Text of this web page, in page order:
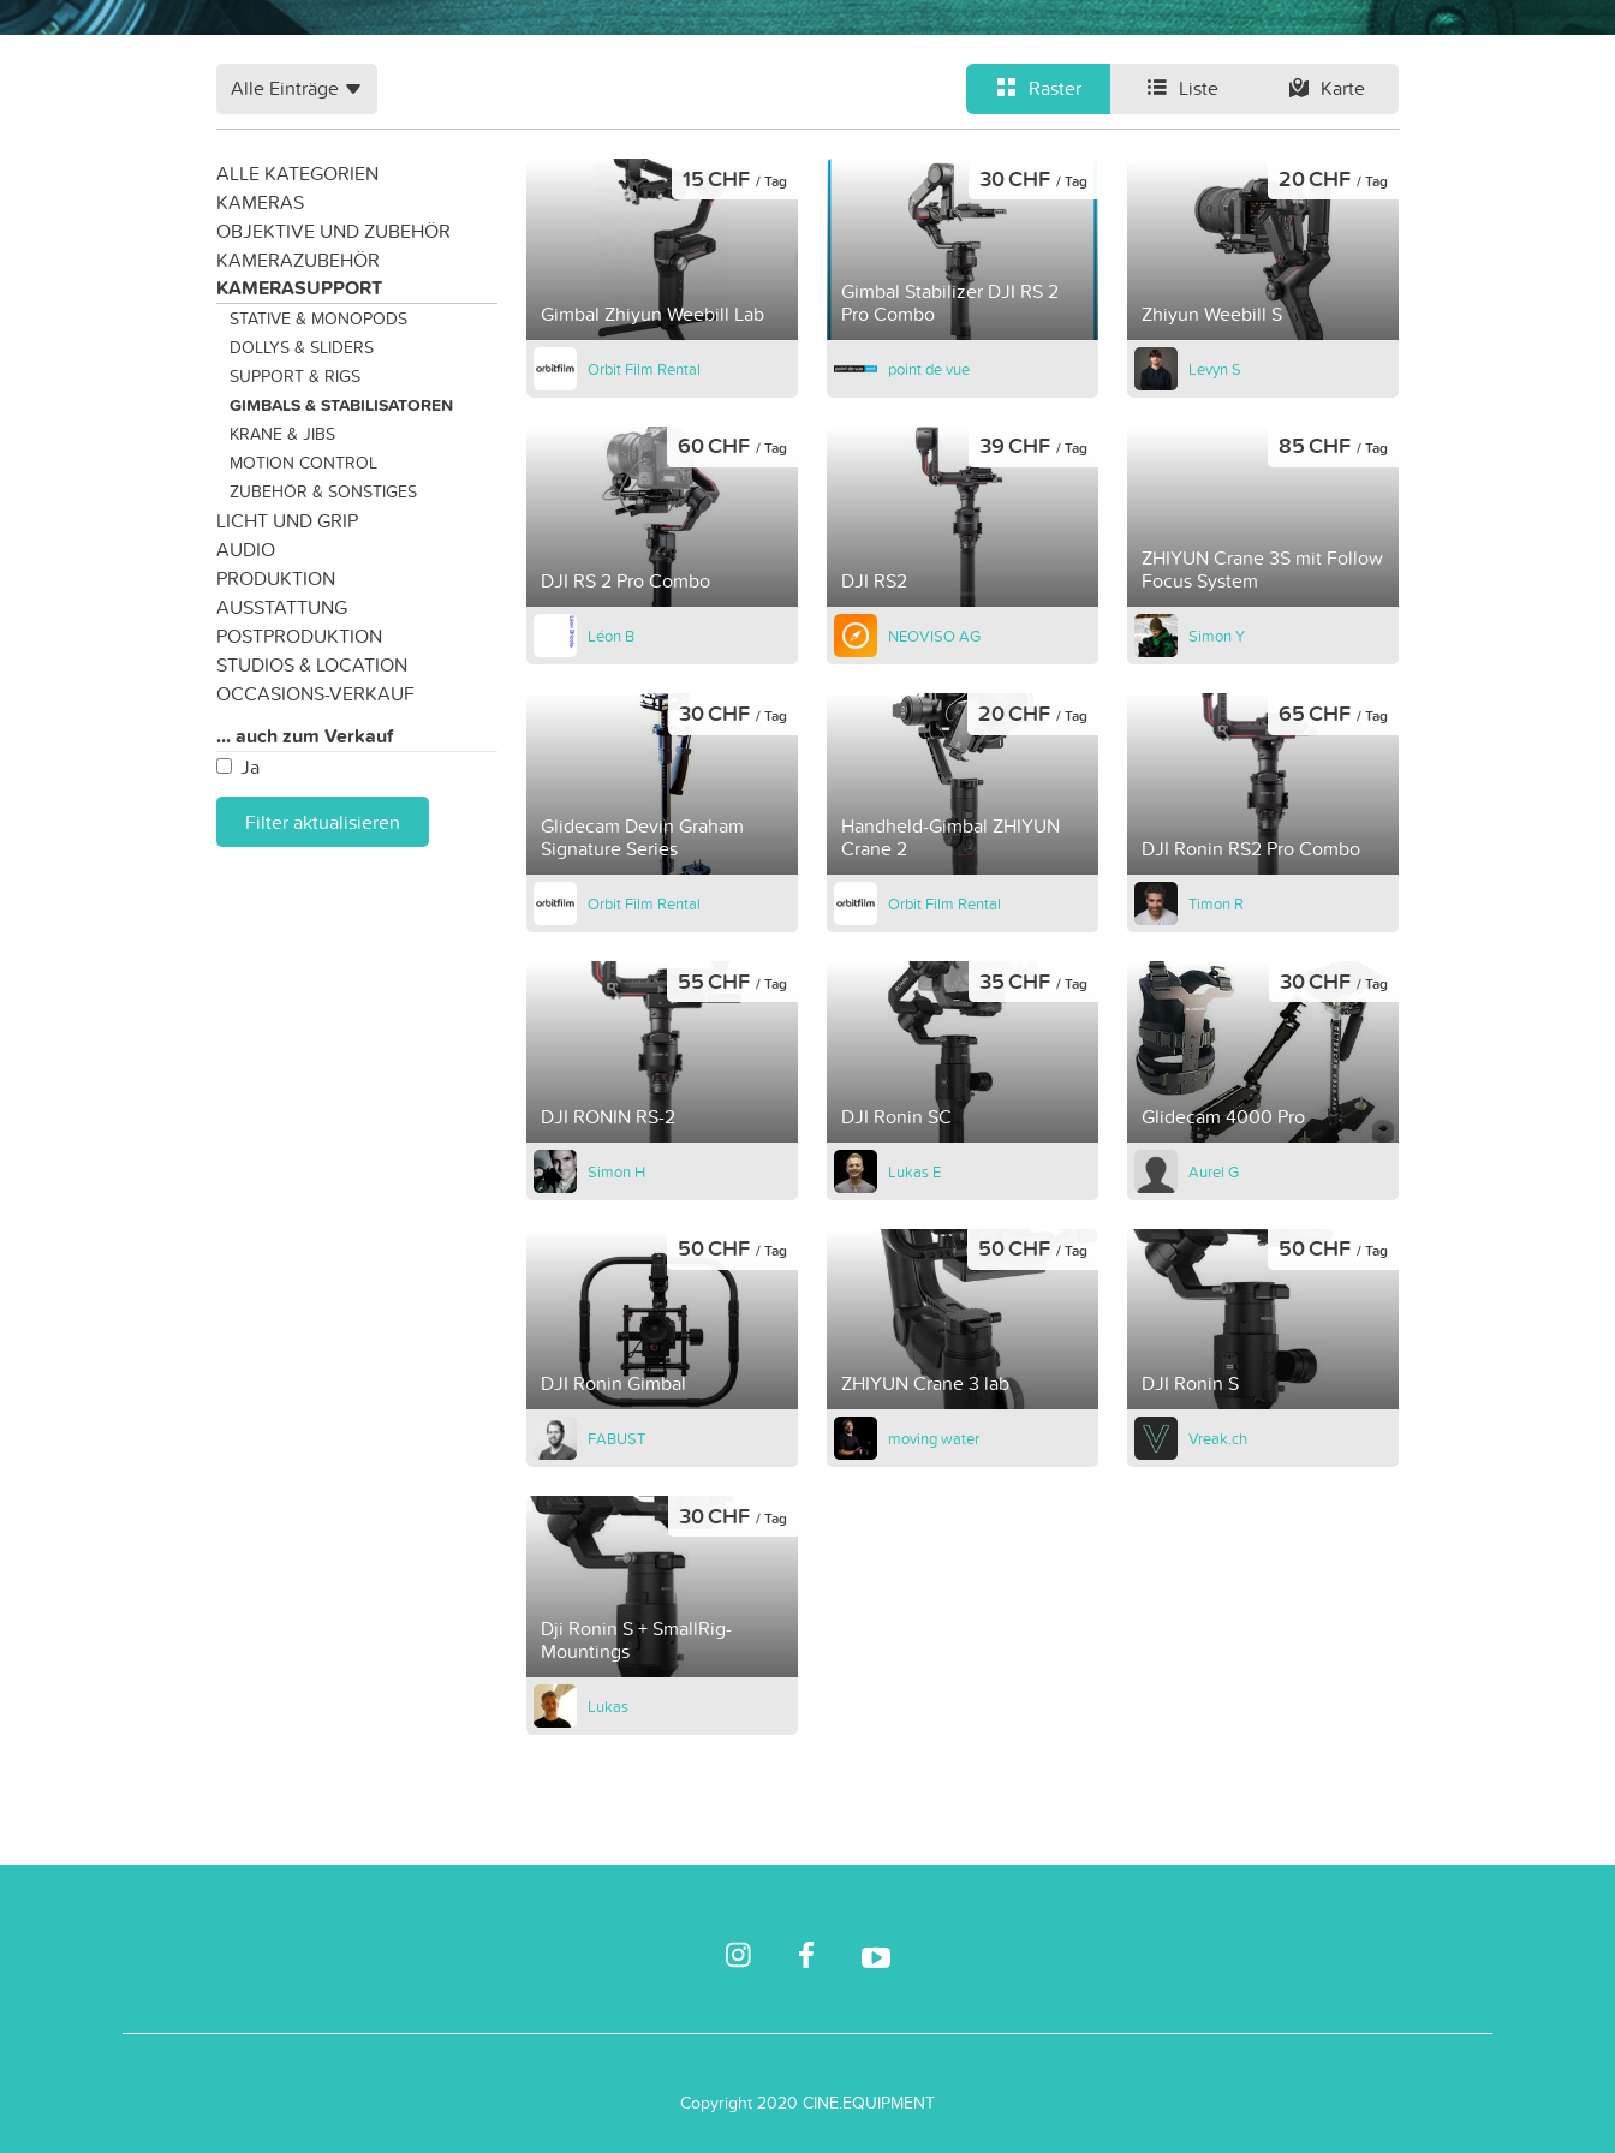
Raster Liste Karte
Alle Einträge
ALLE KATEGORIEN
KAMERAS
OBJEKTIVE UND ZUBEHÖR
KAMERAZUBEHÖR
KAMERASUPPORT
STATIVE & MONOPODS
DOLLYS & SLIDERS
SUPPORT & RIGS
GIMBALS & STABILISATOREN
KRANE & JIBS
MOTION CONTROL
ZUBEHÖR & SONSTIGES
LICHT UND GRIP
AUDIO
PRODUKTION
AUSSTATTUNG
POSTPRODUKTION
STUDIOS & LOCATION
OCCASIONS-VERKAUF
... auch zum Verkauf
Ja
Filter aktualisieren
Gimbal Zhiyun Weebill Lab
15 CHF / Tag
Orbit Film Rental
Gimbal Stabilizer DJI RS 2
Pro Combo
30 CHF / Tag
point de vue
Zhiyun Weebill S
20 CHF / Tag
Levyn S
DJI RS 2 Pro Combo
60 CHF / Tag
Léon B
DJI RS2
39 CHF / Tag
NEOVISO AG
ZHIYUN Crane 3S mit Follow
Focus System
85 CHF / Tag
Simon Y
Glidecam Devin Graham
Signature Series
30 CHF / Tag
Orbit Film Rental
Handheld-Gimbal ZHIYUN
Crane 2
20 CHF / Tag
Orbit Film Rental
DJI Ronin RS2 Pro Combo
65 CHF / Tag
Timon R
DJI RONIN RS-2
55 CHF / Tag
Simon H
DJI Ronin SC
35 CHF / Tag
Lukas E
Glidecam 4000 Pro
30 CHF / Tag
Aurel G
DJI Ronin Gimbal
50 CHF / Tag
FABUST
ZHIYUN Crane 3 lab
50 CHF / Tag
moving water
DJI Ronin S
50 CHF / Tag
Vreak.ch
Dji Ronin S + SmallRig-
Mountings
30 CHF / Tag
Lukas
Copyright 2020 CINE.EQUIPMENT